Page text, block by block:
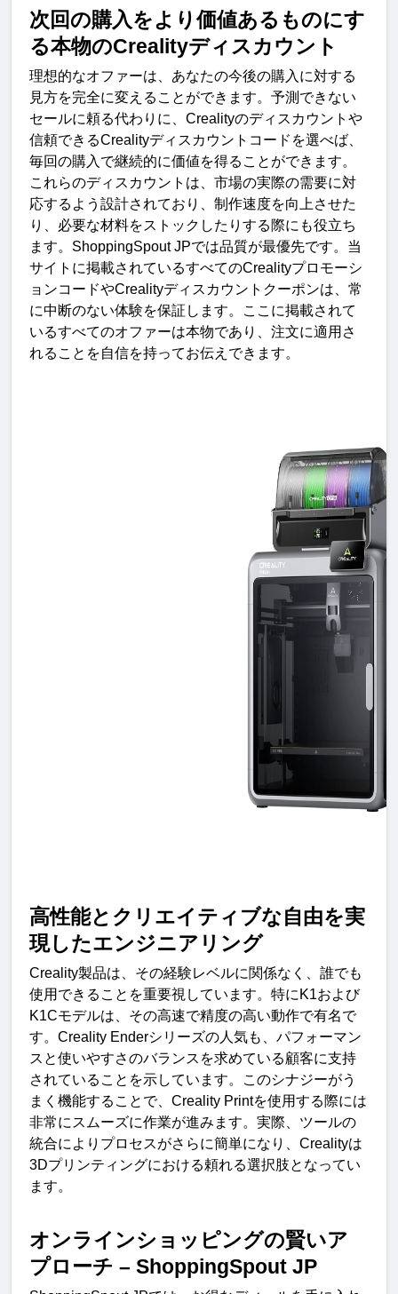
次回の購入をより価値あるものにす
る本物のCrealityディスカウント
理想的なオファーは、あなたの今後の購入に対する
見方を完全に変えることができます。予測できない
セールに頼る代わりに、 Crealityのディスカウントや
信頼できるCrealityディスカウントコードを選べば、
毎回の購入で継続的に価値を得ることができます。
これらのディスカウントは、市場の実際の需要に対
応するよう設計されており、制作速度を向上させた
り、必要な材料をストックしたりする際にも役立ち
ます。 ShoppingSpout JPでは品質が最優先です。当
サイトに掲載されているすべてのCrealityプロモーシ
ョンコードやCrealityディスカウントクーポンは、常
に中断のない体験を保証します。ここに掲載されて
いるすべてのオファーは本物であり、注文に適用さ
れることを自信を持ってお伝えできます。
高性能とクリエイティブな自由を実
現したエンジニアリング
Creality製品は、その経験レベルに関係なく、誰でも
使用できることを重要視しています。特に K1および
K1Cモデルは、その高速で精度の高い動作で有名で
す。 Creality Enderシリーズの人気も、パフォーマン
スと使いやすさのバランスを求めている顧客に支持
されていることを示しています。このシナジーがう
まく機能することで、 Creality Printを使用する際には
非常にスムーズに作業が進みます。実際、ツールの
統合によりプロセスがさらに簡単になり、 Crealityは
3Dプリンティングにおける頼れる選択肢となってい
ます。
オンラインショッピングの賢いア
プローチ – ShoppingSpout JP